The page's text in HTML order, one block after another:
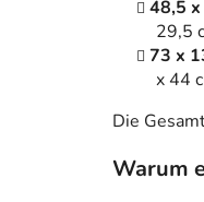
48,5
29,5
73 x
x 44
Die
Warum